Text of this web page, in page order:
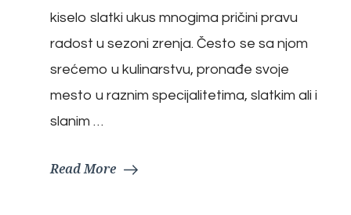
kiselo slatki ukus mnogima pričini pravu
radost u sezoni zrenja. Često se sa njom
srećemo u kulinarstvu, pronađe svoje
mesto u raznim specijalitetima, slatkim ali i
slanim …
Read More